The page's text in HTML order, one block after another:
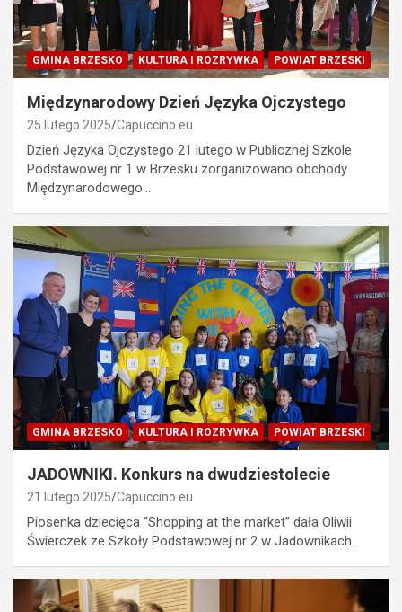
GMINA BRZESKO KULTURA I ROZRYWKA POWIAT BRZESKI
Międzynarodowy Dzień Języka Ojczystego
25 lutego 2025 Capuccino.eu
Dzień Języka Ojczystego 21 lutego w Publicznej Szkole
Podstawowej nr 1 w Brzesku zorganizowano obchody
Międzynarodowego…
GMINA BRZESKO KULTURA I ROZRYWKA POWIAT BRZESKI
JADOWNIKI. Konkurs na dwudziestolecie
21 lutego 2025 Capuccino.eu
Piosenka dziecięca “Shopping at the market” dała Oliwii
Świerczek ze Szkoły Podstawowej nr 2 w Jadownikach…